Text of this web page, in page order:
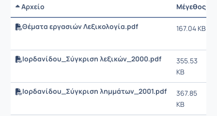
Αρχείο Μέγεθος
Θέματα εργασιών Λεξικολογία.pdf 167.04 KB
Ιορδανίδου_Σύγκριση λεξικών_2000.pdf
355.53
KB
Ιορδανίδου_Σύγκριση λημμάτων_2001.pdf
367.85
KB